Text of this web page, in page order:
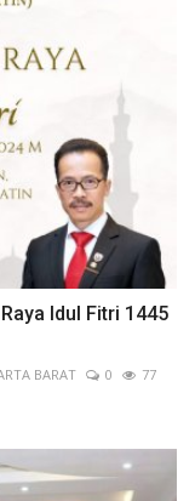
Idul Fitri 1445
BARAT 0
77